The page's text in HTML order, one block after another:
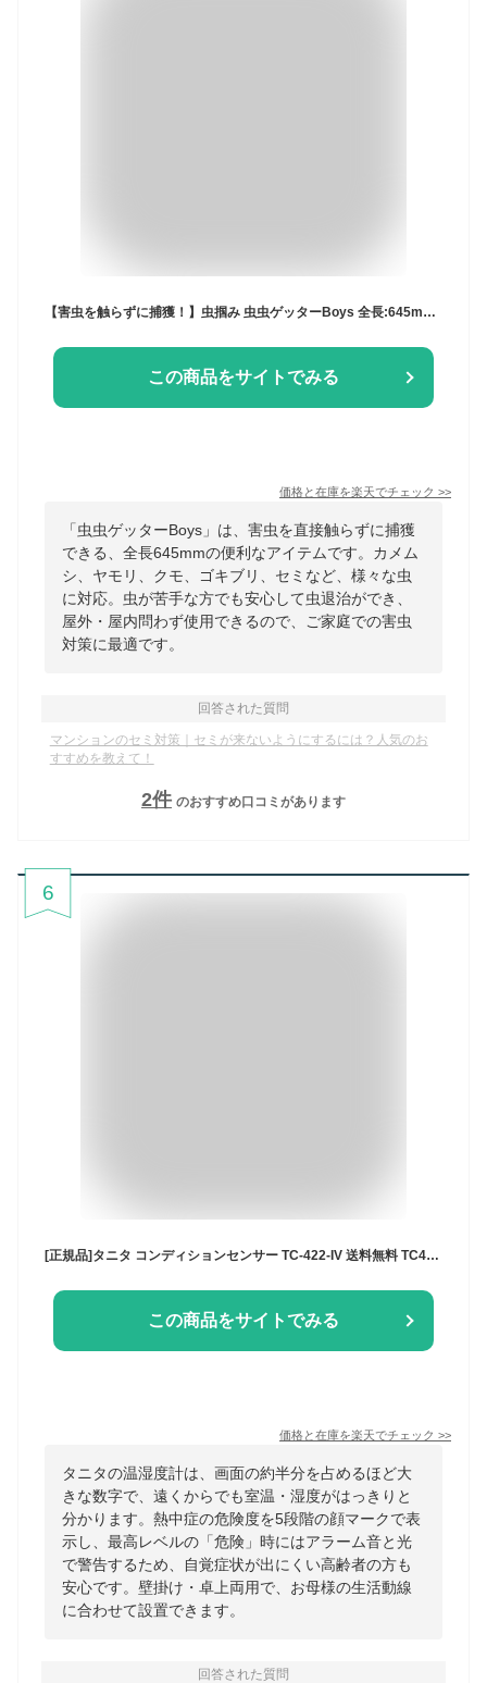
この商品をサイトでみる
価格と在庫を楽天でチェック >>
「虫虫ゲッターBoys」は、害虫を直接触らずに捕獲
できる、全長645mmの便利なアイテムです。カメム
シ、ヤモリ、クモ、ゴキブリ、セミなど、様々な虫
に対応。虫が苦手な方でも安心して虫退治ができ、
屋外・屋内問わず使用できるので、ご家庭での害虫
対策に最適です。
回答された質問
マンションのセミ対策｜セミが来ないようにするには？人気のお
すすめを教えて！
2件 のおすすめ口コミがあります
6
この商品をサイトでみる
価格と在庫を楽天でチェック >>
タニタの温湿度計は、画面の約半分を占めるほど大
きな数字で、遠くからでも室温・湿度がはっきりと
分かります。熱中症の危険度を5段階の顔マークで表
示し、最高レベルの「危険」時にはアラーム音と光
で警告するため、自覚症状が出にくい高齢者の方も
安心です。壁掛け・卓上両用で、お母様の生活動線
に合わせて設置できます。
回答された質問